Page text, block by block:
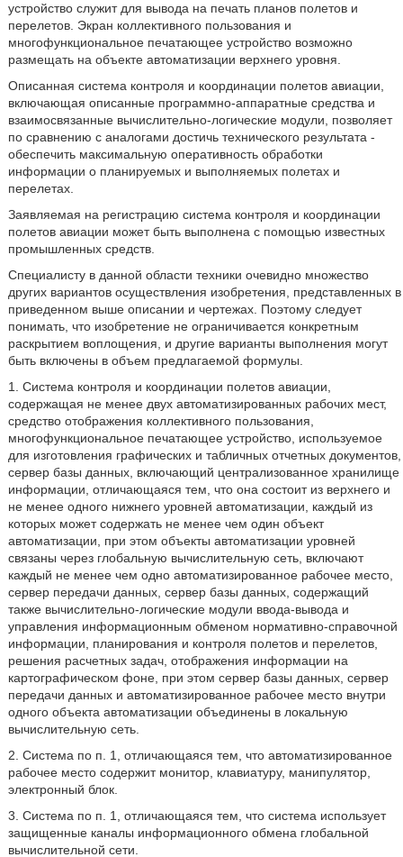
устройство служит для вывода на печать планов полетов и
перелетов. Экран коллективного пользования и
многофункциональное печатающее устройство возможно
размещать на объекте автоматизации верхнего уровня.
Описанная система контроля и координации полетов авиации,
включающая описанные программно-аппаратные средства и
взаимосвязанные вычислительно-логические модули, позволяет
по сравнению с аналогами достичь технического результата -
обеспечить максимальную оперативность обработки
информации о планируемых и выполняемых полетах и
перелетах.
Заявляемая на регистрацию система контроля и координации
полетов авиации может быть выполнена с помощью известных
промышленных средств.
Специалисту в данной области техники очевидно множество
других вариантов осуществления изобретения, представленных в
приведенном выше описании и чертежах. Поэтому следует
понимать, что изобретение не ограничивается конкретным
раскрытием воплощения, и другие варианты выполнения могут
быть включены в объем предлагаемой формулы.
1. Система контроля и координации полетов авиации,
содержащая не менее двух автоматизированных рабочих мест,
средство отображения коллективного пользования,
многофункциональное печатающее устройство, используемое
для изготовления графических и табличных отчетных документов,
сервер базы данных, включающий централизованное хранилище
информации, отличающаяся тем, что она состоит из верхнего и
не менее одного нижнего уровней автоматизации, каждый из
которых может содержать не менее чем один объект
автоматизации, при этом объекты автоматизации уровней
связаны через глобальную вычислительную сеть, включают
каждый не менее чем одно автоматизированное рабочее место,
сервер передачи данных, сервер базы данных, содержащий
также вычислительно-логические модули ввода-вывода и
управления информационным обменом нормативно-справочной
информации, планирования и контроля полетов и перелетов,
решения расчетных задач, отображения информации на
картографическом фоне, при этом сервер базы данных, сервер
передачи данных и автоматизированное рабочее место внутри
одного объекта автоматизации объединены в локальную
вычислительную сеть.
2. Система по п. 1, отличающаяся тем, что автоматизированное
рабочее место содержит монитор, клавиатуру, манипулятор,
электронный блок.
3. Система по п. 1, отличающаяся тем, что система использует
защищенные каналы информационного обмена глобальной
вычислительной сети.